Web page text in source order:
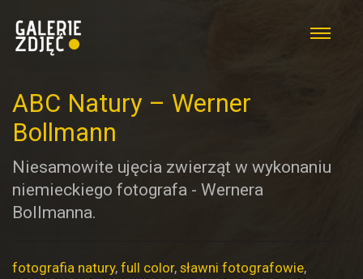
ABC Natury – Werner
Bollmann
Niesamowite ujęcia zwierząt w wykonaniu
niemieckiego fotografa - Wernera
Bollmanna.
fotografia natury, full color, sławni fotografowie,